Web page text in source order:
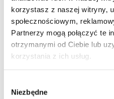
korzystasz z naszej witryny,
społecznościowym,
Partnerzy mogą połączyć te
otrzymanymi od Ciebie lub
korzystania z ich usług.
zgody
Niezbędne
UMÓW SIĘ DO SERWISU
ZAPRASZAMY DO KONTAKTU Z